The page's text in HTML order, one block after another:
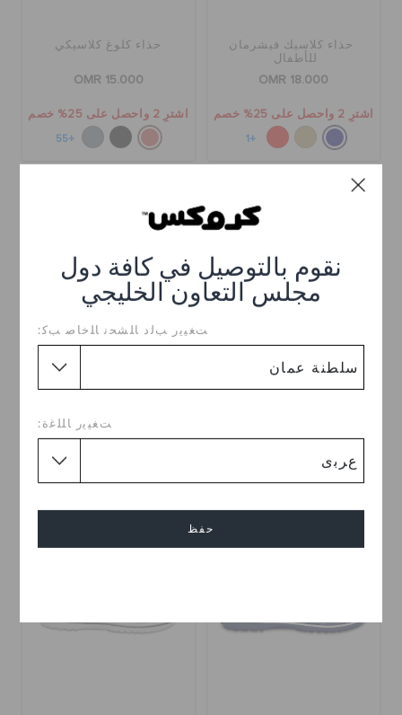
نقوم بالتوصيل في كافة دول
مجلس التعاون الخليجي
ﺖﻐﻴﻳﺭ ﺐﻟﺩ ﺎﻠﺸﺤﻧ ﺎﻠﺧﺎﺻ ﺐﻛ:
ﺖﻐﻴﻳﺭ ﺎﻠﻠﻏﺓ:
حفظ
حذاء كلاسيك فيشرمان
للأطفال
OMR 18.000
اشترِ 2 واحصل على 25% خصم
+1
حذاء كلوغ كلاسيكي
OMR 15.000
اشترِ 2 واحصل على 25% خصم
+55
حذاء كلوغ كلاسيكي
اشترِ 2 واحصل على 25% خصم
+55
صندل كروكباند كروزر
OMR 18.000
+5